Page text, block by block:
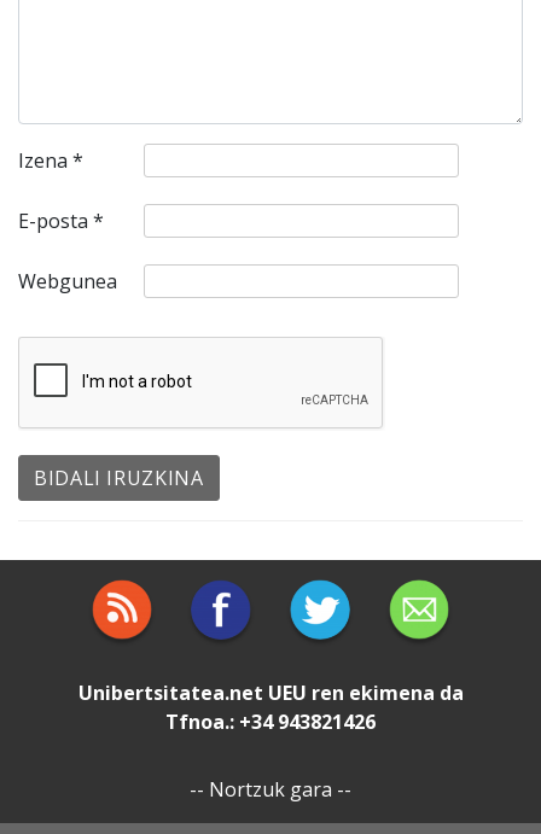
Izena *
E-posta *
Webgunea
Unibertsitatea.net UEU ren ekimena da
Tfnoa.: +34 943821426
-- Nortzuk gara --